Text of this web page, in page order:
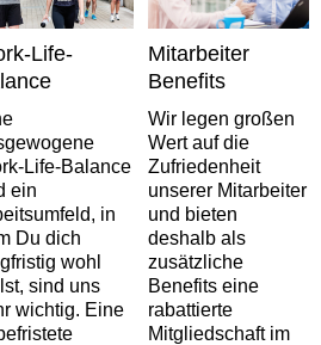
Life-
Life-Balance
ein
in
Du dich
wohl
sind uns
wichtig. Eine
Mitarbeiter
Benefits
Wir legen großen
Wert auf die
Zufriedenheit
unserer Mitarbeiter
und bieten
deshalb als
zusätzliche
Benefits eine
rabattierte
Mitgliedschaft im